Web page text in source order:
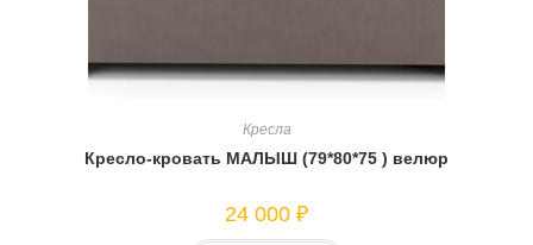
Кресла
Кресло-кровать МАЛЫШ (79*80*75 ) велюр
24 000 ₽